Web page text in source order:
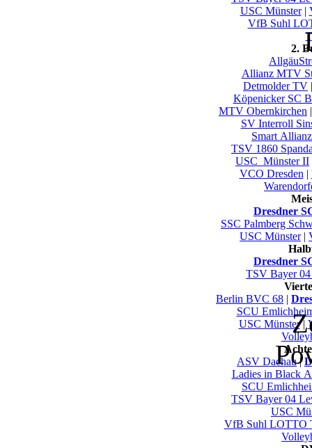
USC Münster|
VfB Suhl
2.
Allianz MTV
Detmolder TV
Köpenicker SC
MTV Obernkirchen
SV Interroll
Smart
TSV 1860
USC_Münster II
VCO Dresden |
Dresdner
SSC Palmberg
USC Münster|
Dresdner
TSV Bayer
Berlin BVC 68 |
SCU
USC Münster|
ASV Dachau|
Ladies in Black
SCU
TSV Bayer 04
USC
VfB Suhl LOTTO